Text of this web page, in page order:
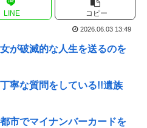
LINE コピー
2026.06.03 13:49
が破滅的な人生を送るのを
寧な質問をしている!!遺族
市でマイナンバーカードを